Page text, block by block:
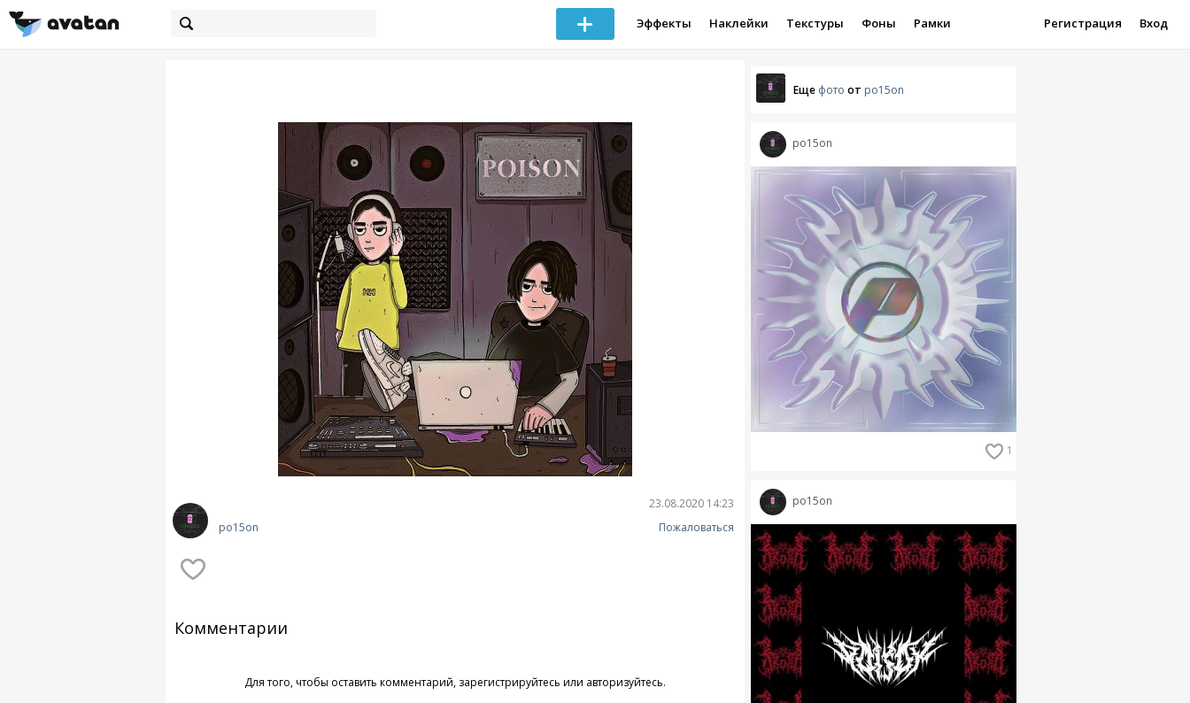
Эффекты Наклейки Текстуры Фоны Рамки Регистрация Вход
po15on
23.08.2020 14:23
Пожаловаться
Комментарии
Для того, чтобы оставить комментарий, зарегистрируйтесь или авторизуйтесь.
Еще фото от po15on
po15on
1
po15on